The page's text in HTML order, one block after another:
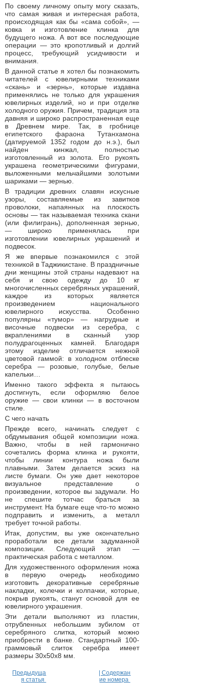
По своему личному опыту могу сказать,
что самая живая и интересная работа,
происходящая как бы «сама собой», —
ковка и изготовление клинка для
будущего ножа. А вот все последующие
операции — это кропотливый и долгий
процесс, требующий усидчивости и
внимания.
В данной статье я хотел бы познакомить
читателей с ювелирными техниками
«скань» и «зернь», которые издавна
применялись не только для украшения
ювелирных изделий, но и при отделке
холодного оружия. Причем, традиция эта
давняя и широко распространенная еще
в Древнем мире. Так, в гробнице
египетского фараона Тутанхамона
(датируемой 1352 годом до н.э.), был
найден кинжал, полностью
изготовленный из золота. Его рукоять
украшена геометрическими фигурами,
выложенными мельчайшими золотыми
шариками — зернью.
В традиции древних славян искусные
узоры, составляемые из завитков
проволоки, напаянных на плоскость
основы — так называемая техника скани
(или филигрань), дополненная зернью,
— широко применялась при
изготовлении ювелирных украшений и
подвесок.
Я же впервые познакомился с этой
техникой в Таджикистане. В праздничные
дни женщины этой страны надевают на
себя и свою одежду до 10 кг
многочисленных серебряных украшений,
каждое из которых является
произведением национального
ювелирного искусства. Особенно
популярны «тумор» — нагрудные и
височные подвески из серебра, с
вкраплениями в сканный узор
полудрагоценных камней. Благодаря
этому изделие отличается нежной
цветовой гаммой: в холодном отблеске
серебра — розовые, голубые, белые
капельки…
Именно такого эффекта я пытаюсь
достигнуть, если оформляю белое
оружие — свои клинки — в восточном
стиле.
С чего начать
Прежде всего, начинать следует с
обдумывания общей композиции ножа.
Важно, чтобы в ней гармонично
сочетались форма клинка и рукояти,
чтобы линии контура ножа были
плавными. Затем делается эскиз на
листе бумаги. Он уже дает некоторое
визуальное представление о
произведении, которое вы задумали. Но
не спешите тотчас браться за
инструмент. На бумаге еще что-то можно
подправить и изменить, а металл
требует точной работы.
Итак, допустим, вы уже окончательно
проработали все детали задуманной
композиции. Следующий этап —
практическая работа с металлом.
Для художественного оформления ножа
в первую очередь необходимо
изготовить декоративные серебряные
накладки, колечки и колпачки, которые,
покрыв рукоять, станут основой для ее
ювелирного украшения.
Эти детали выполняют из пластин,
отрубленных небольшим зубилом от
серебряного слитка, который можно
приобрести в банке. Стандартный 100-
граммовый слиток серебра имеет
размеры 30х50х8 мм.
Предыдуща
я статья
| Содержан
ие номера